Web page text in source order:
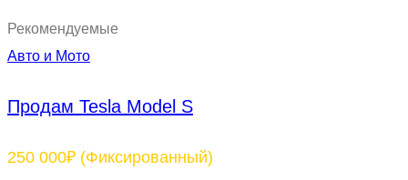
Рекомендуемые
Авто и Мото
Продам Tesla Model S
250 000₽ (Фиксированный)